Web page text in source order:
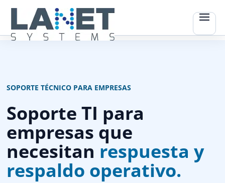
SOPORTE TÉCNICO PARA EMPRESAS
Soporte TI para
empresas que
necesitan respuesta y
respaldo operativo.